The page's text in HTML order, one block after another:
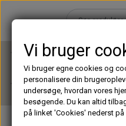
Vi bruger
Vi bruger egne cookies og
personalisere din
undersøge, hvordan vores
besøgende. Du kan altid
på linket 'Cookies' nederst på